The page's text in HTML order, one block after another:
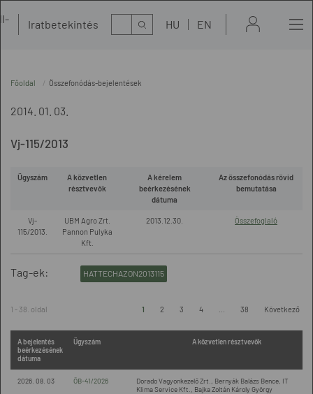
Iratbetekintés Kereső HU EN
Főoldal Összefonódás-bejelentések
2014. 01. 03.
Vj-115/2013
Ügyszám
A közvetlen
résztvevők
A kérelem
beérkezésének
dátuma
Az összefonódás rövid
bemutatása
Vj-
115/2013.
UBM Agro Zrt.
Pannon Pulyka
Kft.
2013.12.30. Összefoglaló
Tag-ek: HATTECHAZON2013115
1 - 38. oldal 1 2 3 4 38 Következő
A bejelentés
beérkezésének
dátuma
Ügyszám A közvetlen résztvevők
2026. 08. 03 ÖB-41/2026
Dorado Vagyonkezelő Zrt., Bernyák Balázs Bence, IT
Klima Service Kft., Bajka Zoltán Károly György